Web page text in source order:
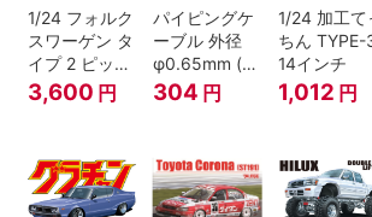
1/24 フォルク
スワーゲン タ
イプ 2 ピック
アップ トラッ
ク レッド/ホ
ト
3,600 円
パイピングケ
ーブル 外径
φ0.65mm (ブ
ラック)
304 円
1/24 加工て
ちん TYPE-
14インチ
1,012 円